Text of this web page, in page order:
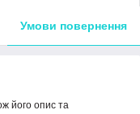
Умови повернення
його опис та